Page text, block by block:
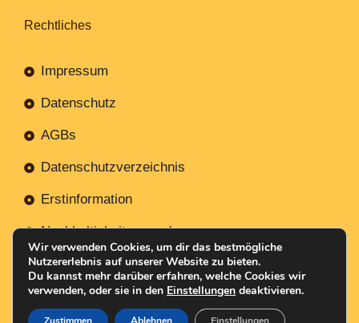
Rechtliches
Impressum
Datenschutz
AGBs
Datenschutzverzeichnis
Erstinformation
Nachhaltigkeitsverordnung
Mit Erstellt NR-Webservices.de© 2026
Wir verwenden Cookies, um dir das bestmögliche
Nutzererlebnis auf unserer Website zu bieten.
Du kannst mehr darüber erfahren, welche Cookies wir
verwenden, oder sie in den Einstellungen deaktivieren.